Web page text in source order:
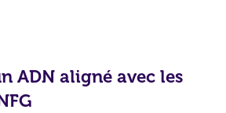
ADN aligné avec les